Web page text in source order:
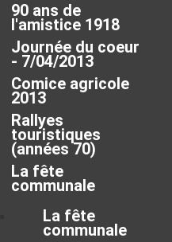
90 ans de
l'amistice 1918
Journée du coeur
- 7/04/2013
Comice agricole
2013
Rallyes
touristiques
(années 70)
La fête
communale
La fête
communale